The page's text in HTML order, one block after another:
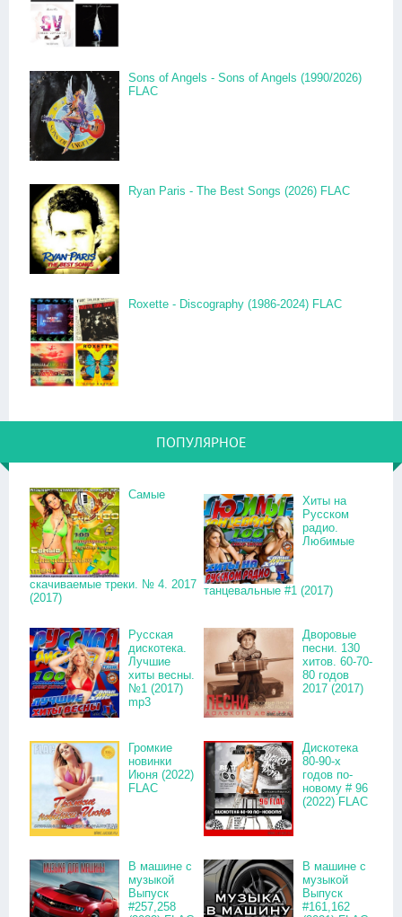
Sons of Angels - Sons of Angels (1990/2026)
FLAC
Ryan Paris - The Best Songs (2026) FLAC
Roxette - Discography (1986-2024) FLAC
ПОПУЛЯРНОЕ
Самые
скачиваемые треки. № 4. 2017
(2017)
Хиты на
Русском
радио.
Любимые
танцевальные #1 (2017)
Русская
дискотека.
Лучшие
хиты весны.
№1 (2017)
mp3
Дворовые
песни. 130
хитов. 60-70-
80 годов
2017 (2017)
Громкие
новинки
Июня (2022)
FLAC
Дискотека
80-90-х
годов по-
новому # 96
(2022) FLAC
В машине с
музыкой
Выпуск
#257,258
В машине с
музыкой
Выпуск
#161,162